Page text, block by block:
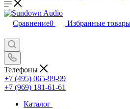
Сравнение0 Избранные
Телефоны
+7 (495) 065-99-99
+7 (969) 181-61-61
Каталог